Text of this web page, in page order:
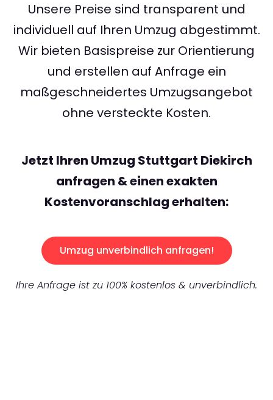
Unsere Preise sind transparent und
individuell auf Ihren Umzug abgestimmt.
Wir bieten Basispreise zur Orientierung
und erstellen auf Anfrage ein
maßgeschneidertes Umzugsangebot
ohne versteckte Kosten.
Jetzt Ihren Umzug Stuttgart Diekirch
anfragen & einen exakten
Kostenvoranschlag erhalten:
Umzug unverbindlich anfragen!
Ihre Anfrage ist zu 100% kostenlos & unverbindlich.